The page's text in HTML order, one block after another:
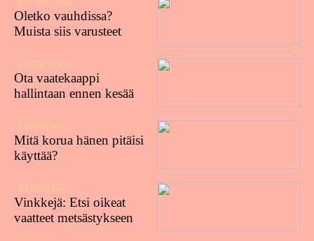
Oletko vauhdissa?
Muista siis varusteet
Ota vaatekaappi
hallintaan ennen kesää
Mitä korua hänen pitäisi
käyttää?
Vinkkejä: Etsi oikeat
vaatteet metsästykseen